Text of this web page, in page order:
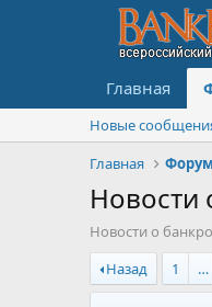
Главная
Новые
Главная
Форум
Новости
Новости о
Назад
1 …